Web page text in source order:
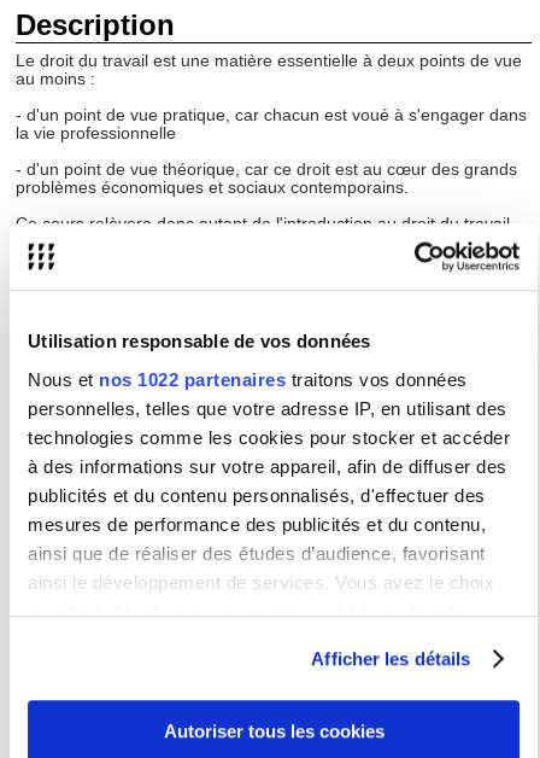
Utilisation responsable de vos données
Nous et nos 1022 partenaires traitons vos données
personnelles, telles que votre adresse IP, en utilisant des
technologies comme les cookies pour stocker et accéder
à des informations sur votre appareil, afin de diffuser des
publicités et du contenu personnalisés, d'effectuer des
mesures de performance des publicités et du contenu,
ainsi que de réaliser des études d’audience, favorisant
ainsi le développement de services. Vous avez le choix
quant à l'utilisation de vos données et à leurs finalités.
moment en consultant la Déclaration relative aux cookies
ou en cliquant sur l'icône de confidentialité.
Afficher les détails
Autoriser tous les cookies
Description
Le droit du travail est une matière essentielle à deux points de vue
au moins :
- d'un point de vue pratique, car chacun est voué à s'engager dans
la vie professionnelle
- d'un point de vue théorique, car ce droit est au cœur des grands
problèmes économiques et sociaux contemporains.
Ce cours relèvera donc autant de l'introduction au droit du travail
que de la culture générale.
Chaque notion sera abordée à partir de cas concrets. Une place
importante sera accordée à l'actualité de la matière.
Calendrier
Jeudi 9h30-11h00
Renseignements :
Enseignements généraux (SIEM)
75012 Paris
Mél.
Recherche d'un élément pédagogique